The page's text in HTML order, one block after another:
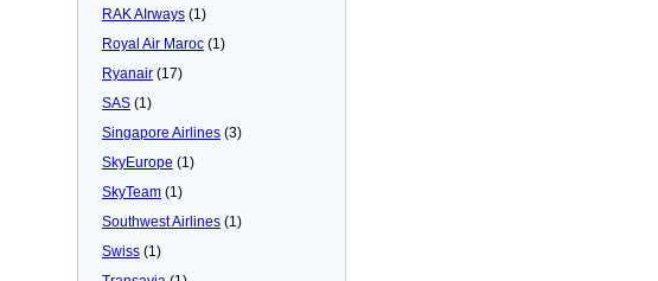
RAK AIrways (1)
Royal Air Maroc (1)
Ryanair (17)
SAS (1)
Singapore Airlines (3)
SkyEurope (1)
SkyTeam (1)
Southwest Airlines (1)
Swiss (1)